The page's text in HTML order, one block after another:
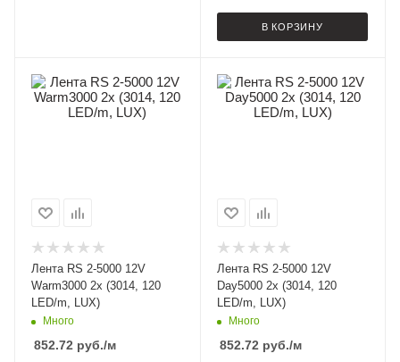
В КОРЗИНУ
Лента RS 2-5000 12V
Warm3000 2x (3014, 120
LED/m, LUX)
Много
852.72 руб./м
Лента RS 2-5000 12V
Day5000 2x (3014, 120
LED/m, LUX)
Много
852.72 руб./м